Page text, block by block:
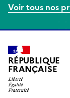
Voir tous nos
RÉPUBLIQUE
FRANÇAISE